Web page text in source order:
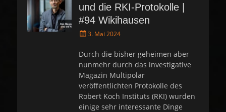
und die RKI-Protokolle |
#94 Wikihausen
P
s
e
d
o
n
3. Mai 2024
Durch die bisher geheimen aber
nunmehr durch das investigative
Magazin Multipolar
veröffentlichten Protokolle des
Robert Koch Instituts (RKI) wurden
einige sehr interessante Dinge